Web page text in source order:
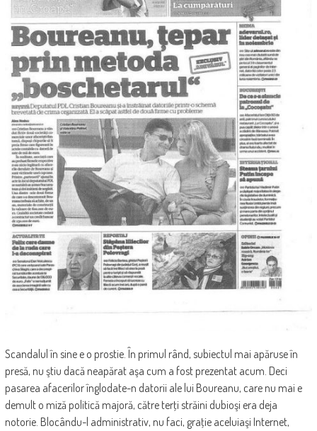
Scandalul în sine e o prostie. În primul rând, subiectul mai apăruse în
presă, nu ştiu dacă neapărat aşa cum a fost prezentat acum. Deci
pasarea afacerilor înglodate-n datorii ale lui Boureanu, care nu mai e
demult o miză politică majoră, către terţi străini dubioşi era deja
notorie. Blocându-l administrativ, nu faci, graţie aceluiaşi Internet,